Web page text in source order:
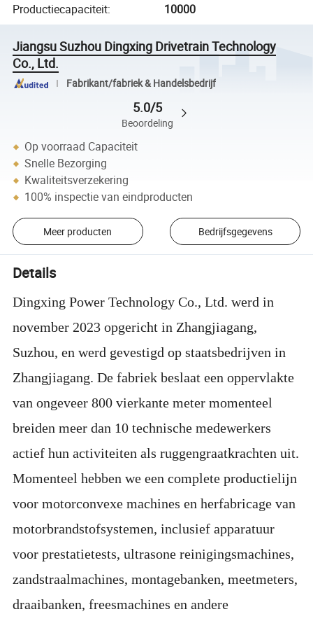
Productiecapaciteit: 10000
Jiangsu Suzhou Dingxing Drivetrain Technology
Co., Ltd.
Fabrikant/fabriek & Handelsbedrijf
5.0/5
Beoordeling
Op voorraad Capaciteit
Snelle Bezorging
Kwaliteitsverzekering
100% inspectie van eindproducten
Meer producten Bedrijfsgegevens
Details
Dingxing Power Technology Co., Ltd. werd in
november 2023 opgericht in Zhangjiagang,
Suzhou, en werd gevestigd op staatsbedrijven in
Zhangjiagang. De fabriek beslaat een oppervlakte
van ongeveer 800 vierkante meter momenteel
breiden meer dan 10 technische medewerkers
actief hun activiteiten als ruggengraatkrachten uit.
Momenteel hebben we een complete productielijn
voor motorconvexe machines en herfabricage van
motorbrandstofsystemen, inclusief apparatuur
voor prestatietests, ultrasone reinigingsmachines,
zandstraalmachines, montagebanken, meetmeters,
draaibanken, freesmachines en andere